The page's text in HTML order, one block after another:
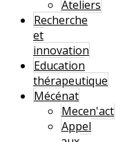
Ateliers
Recherche
et
innovation
Education
thérapeutique
Mécénat
Mecen'act
Appel